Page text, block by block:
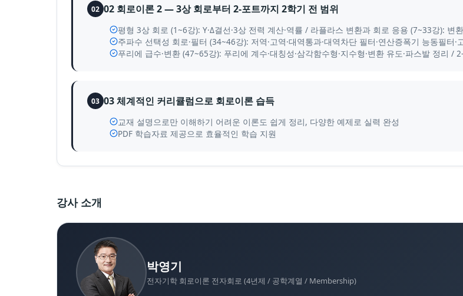
02 02 회로이론 2 — 3상 회로부터 2-포트까지 2학기 전 범위
평형 3상 회로 (1~6강): Y·Δ결선·3상 전력 계산·역률 / 라플라스 변환과 회로 응용 (7~33강): 변
주파수 선택성 회로·필터 (34~46강): 저역·고역·대역통과·대역차단 필터·연산증폭기 능동필터·
푸리에 급수·변환 (47~65강): 푸리에 계수·대칭성·삼각함수형·지수형·변환 유도·파스발 정리 /
03 03 체계적인 커리큘럼으로 회로이론 습득
교재 설명으로만 이해하기 어려운 이론도 쉽게 정리, 다양한 예제로 실력 완성
PDF 학습자료 제공으로 효율적인 학습 지원
강사 소개
박영기
전자기학 회로이론 전자회로 (4년제 / 공학계열 / Membership)